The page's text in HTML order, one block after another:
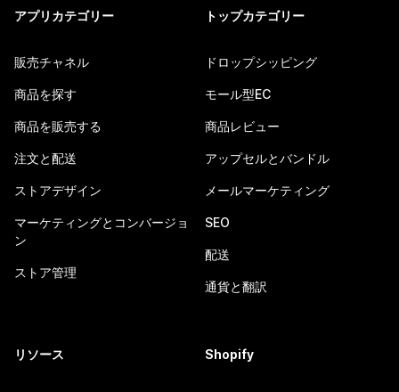
アプリカテゴリー
販売チャネル
商品を探す
商品を販売する
注文と配送
ストアデザイン
マーケティングとコンバージョ
ン
ストア管理
トップカテゴリー
ドロップシッピング
モール型EC
商品レビュー
アップセルとバンドル
メールマーケティング
SEO
配送
通貨と翻訳
リソース Shopify